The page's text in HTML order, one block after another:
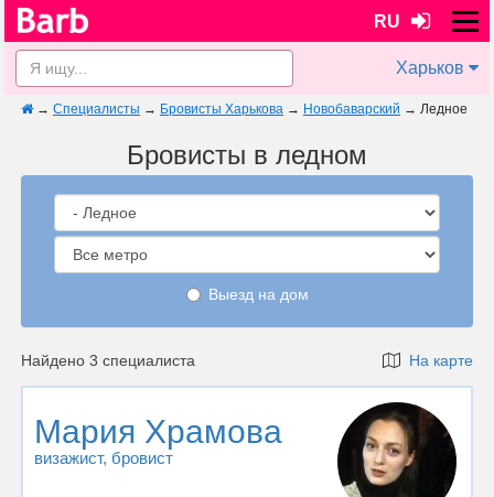
RU
Харьков
→ Специалисты → Бровисты Харькова → Новобаварский → Ледное
Бровисты в ледном
Выезд на дом
Найдено 3 специалиста На карте
Мария Храмова
визажист, бровист